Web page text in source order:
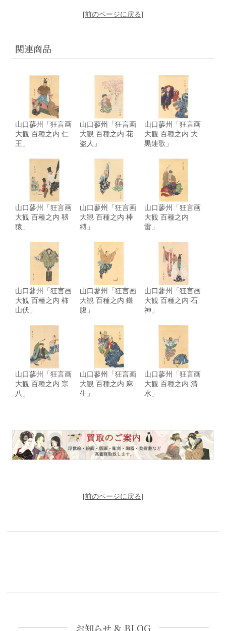
[前のページに戻る]
関連商品
山口蓼州「狂言画
大観 百種之内 仁
王」
山口蓼州「狂言画
大観 百種之内 花
盗人」
山口蓼州「狂言画
大観 百種之内 大
黒連歌」
山口蓼州「狂言画
大観 百種之内 靱
猿」
山口蓼州「狂言画
大観 百種之内 棒
縛」
山口蓼州「狂言画
大観 百種之内
雷」
山口蓼州「狂言画
大観 百種之内 柿
山伏」
山口蓼州「狂言画
大観 百種之内 鎌
腹」
山口蓼州「狂言画
大観 百種之内 石
神」
山口蓼州「狂言画
大観 百種之内 宗
八」
山口蓼州「狂言画
大観 百種之内 麻
生」
山口蓼州「狂言画
大観 百種之内 清
水」
[前のページに戻る]
お知らせ & BLOG